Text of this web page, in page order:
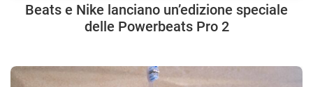
Beats e Nike lanciano un’edizione speciale
delle Powerbeats Pro 2